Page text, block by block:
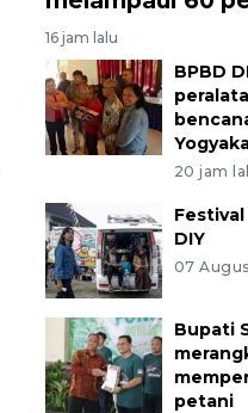
16 jam lalu
BPBD
20 jam
DIY
07
Bupati
petani